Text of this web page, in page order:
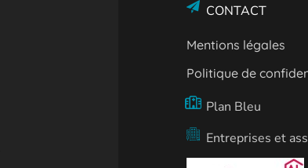
CONTACT
Mentions légales
Politique de
Plan Bleu
Entreprises et